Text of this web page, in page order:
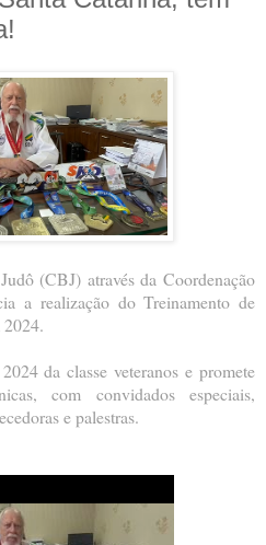
(CBJ) através da Coordenação
a realização do Treinamento de
2024.
da classe veteranos e promete
com convidados especiais,
e palestras.